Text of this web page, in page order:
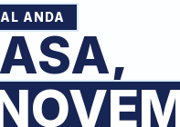
ANDA